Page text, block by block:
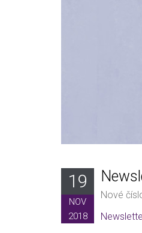
19
NOV
2018
Nové